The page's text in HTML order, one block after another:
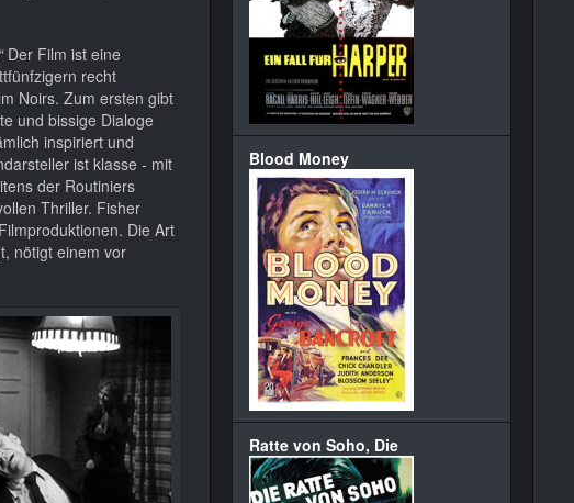
Der Film ist eine
recht
Noirs. Zum ersten gibt
und bissige Dialoge
inspiriert und
ist klasse - mit
der Routiniers
Thriller. Fisher
Die Art
nötigt einem vor
Blood Money
Ratte von Soho, Die